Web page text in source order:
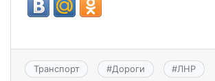
Транспорт #Дороги #ЛНР